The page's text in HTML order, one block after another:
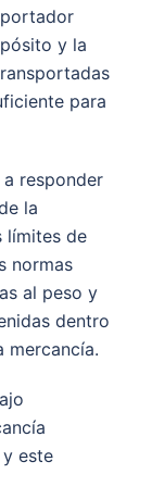
y la
para
responder
la
límites de
normas
al peso y
dentro
mercancía.
este